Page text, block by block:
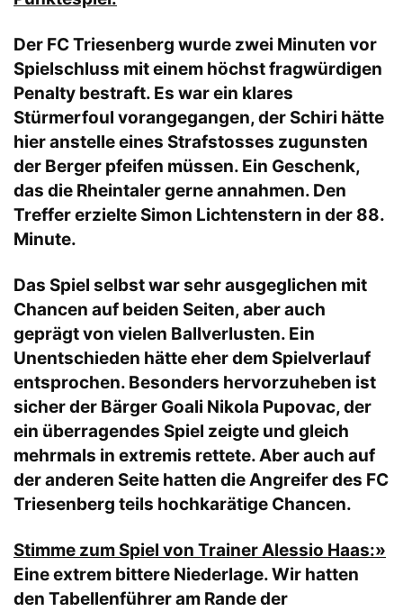
Der FC Triesenberg wurde zwei Minuten vor
Spielschluss mit einem höchst fragwürdigen
Penalty bestraft. Es war ein klares
Stürmerfoul vorangegangen, der Schiri hätte
hier anstelle eines Strafstosses zugunsten
der Berger pfeifen müssen. Ein Geschenk,
das die Rheintaler gerne annahmen. Den
Treffer erzielte Simon Lichtenstern in der 88.
Minute.
Das Spiel selbst war sehr ausgeglichen mit
Chancen auf beiden Seiten, aber auch
geprägt von vielen Ballverlusten. Ein
Unentschieden hätte eher dem Spielverlauf
entsprochen. Besonders hervorzuheben ist
sicher der Bärger Goali Nikola Pupovac, der
ein überragendes Spiel zeigte und gleich
mehrmals in extremis rettete. Aber auch auf
der anderen Seite hatten die Angreifer des FC
Triesenberg teils hochkarätige Chancen.
Stimme zum Spiel von Trainer Alessio Haas:»
Eine extrem bittere Niederlage. Wir hatten
den Tabellenführer am Rande der